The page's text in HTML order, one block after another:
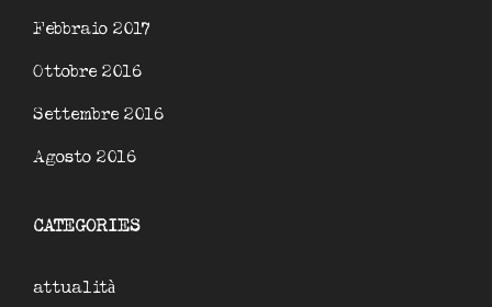
Febbraio 2017
Ottobre 2016
Settembre 2016
Agosto 2016
CATEGORIES
attualità